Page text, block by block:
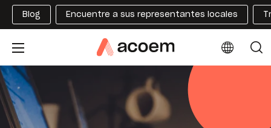
Blog Encuentre a sus representantes locales